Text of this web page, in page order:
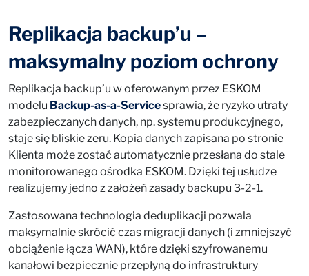
Replikacja backup’u –
maksymalny poziom ochrony
Replikacja backup’u w oferowanym przez ESKOM
modelu Backup-as-a-Servicesprawia, że ryzyko utraty
zabezpieczanych danych, np. systemu produkcyjnego,
staje się bliskie zeru. Kopia danych zapisana po stronie
Klienta może zostać automatycznie przesłana do stale
monitorowanego ośrodka ESKOM. Dzięki tej usłudze
realizujemy jedno z założeń zasady backupu 3-2-1.
Zastosowana technologia deduplikacji pozwala
maksymalnie skrócić czas migracji danych (i zmniejszyć
obciążenie łącza WAN), które dzięki szyfrowanemu
kanałowi bezpiecznie przepłyną do infrastruktury